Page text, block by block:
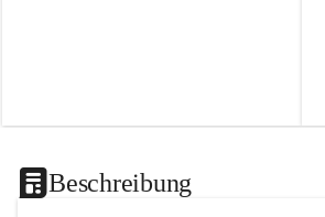
Beschreibung